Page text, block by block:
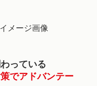
っている
でアドバンテー